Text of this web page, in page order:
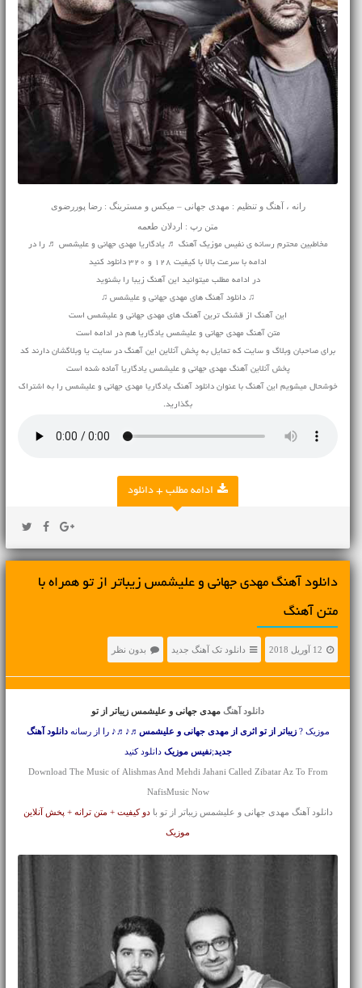
رانه ، آهنگ و تنظیم : مهدی جهانی – میکس و مسترینگ : رضا پوررضوی
متن رپ : اردلان طعمه
مخاطبین محترم رسانه ی نفیس موزیک آهنگ ♬ یادگاریا مهدی جهانی و علیشمس ♬ را در
ادامه با سرعت بالا با کیفیت 128 و 320 دانلود کنید
در ادامه مطلب میتوانید این آهنگ زیبا را بشنوید
♫ دانلود آهنگ های مهدی جهانی و علیشمس ♫
این آهنگ از قشنگ ترین آهنگ های مهدی جهانی و علیشمس است
متن آهنگ مهدی جهانی و علیشمس یادگاریا هم در ادامه است
برای صاحبان وبلاگ و سایت که تمایل به پخش آنلاین این آهنگ در سایت یا وبلاگشان دارند کد
پخش آنلاین آهنگ مهدی جهانی و علیشمس یادگاریا آماده شده است
خوشحال میشویم این آهنگ با عنوان دانلود آهنگ یادگاریا مهدی جهانی و علیشمس را به اشتراک
بگذارید.
ادامه مطلب + دانلود
دانلود آهنگ مهدی جهانی و علیشمس زیباتر از تو همراه با
متن آهنگ
12 آوریل 2018 دانلود تک آهنگ جدید بدون نظر
دانلود آهنگمهدی جهانی و علیشمس زیباتر از تو
موزیک ?زیباتر از تو اثری از مهدی جهانی و علیشمس ♬♪♬♪ را از رسانهدانلود آهنگ
جدید;نفیس موزیک دانلود کنید
Download The Music of Alishmas And Mehdi Jahani Called Zibatar Az To From
NafisMusic Now
دانلود آهنگ مهدی جهانی و علیشمس زیباتر از تو بادو کیفیت + متن ترانه + پخش آنلاین
موزیک